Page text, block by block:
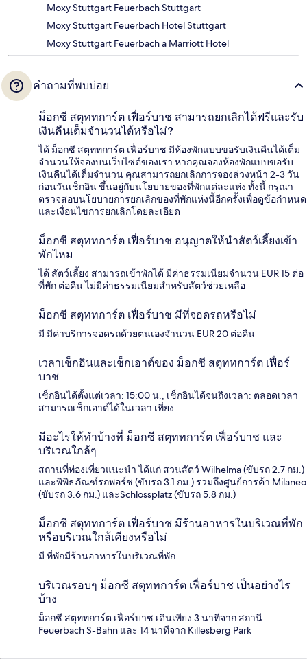
Moxy Stuttgart Feuerbach Stuttgart
Moxy Stuttgart Feuerbach Hotel Stuttgart
Moxy Stuttgart Feuerbach a Marriott Hotel
คำถามที่พบบ่อย
ม็อกซี สตุททการ์ต เฟื่อร์บาช สามารถยกเลิกได้ฟรีและรับ
เงินคืนเต็มจำนวนได้หรือไม่?
ได้ ม็อกซี สตุททการ์ต เฟื่อร์บาช มีห้องพักแบบขอรับเงินคืนได้เต็ม
จำนวนให้จองบนเว็บไซต์ของเรา หากคุณจองห้องพักแบบขอรับ
เงินคืนได้เต็มจำนวน คุณสามารถยกเลิกการจองล่วงหน้า 2-3 วัน
ก่อนวันเช็กอิน ขึ้นอยู่กับนโยบายของที่พักแต่ละแห่ง ทั้งนี้ กรุณา
ตรวจสอบนโยบายการยกเลิกของที่พักแห่งนี้อีกครั้งเพื่อดูข้อกำหนด
และเงื่อนไขการยกเลิกโดยละเอียด
ม็อกซี สตุททการ์ต เฟื่อร์บาช อนุญาตให้นำสัตว์เลี้ยงเข้า
พักไหม
ได้ สัตว์เลี้ยง สามารถเข้าพักได้ มีค่าธรรมเนียมจำนวน EUR 15 ต่อ
ที่พัก ต่อคืน ไม่มีค่าธรรมเนียมสำหรับสัตว์ช่วยเหลือ
ม็อกซี สตุททการ์ต เฟื่อร์บาช มีที่จอดรถหรือไม่
มี มีค่าบริการจอดรถด้วยตนเองจำนวน EUR 20 ต่อคืน
เวลาเช็กอินและเช็กเอาต์ของ ม็อกซี สตุททการ์ต เฟื่อร์
บาช
เช็กอินได้ตั้งแต่เวลา: 15:00 น., เช็กอินได้จนถึงเวลา: ตลอดเวลา
สามารถเช็กเอาต์ได้ในเวลา เที่ยง
มีอะไรให้ทำบ้างที่ ม็อกซี สตุททการ์ต เฟื่อร์บาช และ
บริเวณใกล้ๆ
สถานที่ท่องเที่ยวแนะนำ ได้แก่ สวนสัตว์ Wilhelma (ขับรถ 2.7 กม.)
และพิพิธภัณฑ์รถพอร์ช (ขับรถ 3.1 กม.) รวมถึงศูนย์การค้า Milaneo
(ขับรถ 3.6 กม.) และSchlossplatz (ขับรถ 5.8 กม.)
ม็อกซี สตุททการ์ต เฟื่อร์บาช มีร้านอาหารในบริเวณที่พัก
หรือบริเวณใกล้เคียงหรือไม่
มี ที่พักมีร้านอาหารในบริเวณที่พัก
บริเวณรอบๆ ม็อกซี สตุททการ์ต เฟื่อร์บาช เป็นอย่างไร
บ้าง
ม็อกซี สตุททการ์ต เฟื่อร์บาช เดินเพียง 3 นาทีจาก สถานี
Feuerbach S-Bahn และ 14 นาทีจาก Killesberg Park